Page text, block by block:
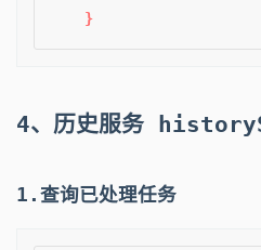
4、历史服务
1.查询已处理任务